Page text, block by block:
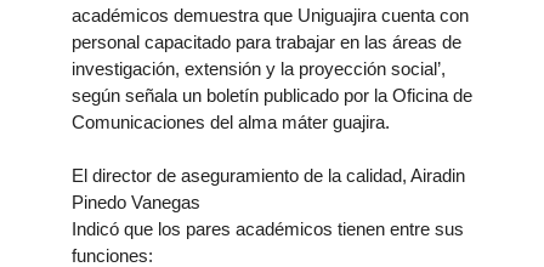
académicos demuestra que Uniguajira cuenta con
personal capacitado para trabajar en las áreas de
investigación, extensión y la proyección social’,
según señala un boletín publicado por la Oficina de
Comunicaciones del alma máter guajira.
El director de aseguramiento de la calidad, Airadin
Pinedo Vanegas
Indicó que los pares académicos tienen entre sus
funciones: